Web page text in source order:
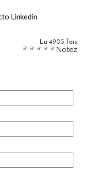
Lu 4905 fois
Notez